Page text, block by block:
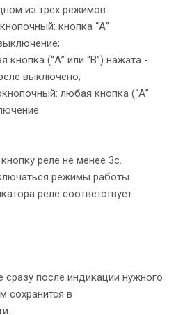
из трех режимов:
кнопка “А”
кнопка (“А” или “В”) нажата -
выключено;
любая кнопка (“А”
реле не менее 3с.
режимы работы.
реле соответствует
сразу после индикации нужного
сохранится в